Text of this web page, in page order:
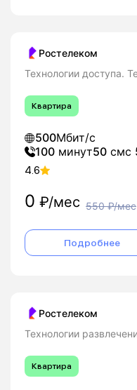
Ростелеком
Технологии доступа.
Квартира
500Мбит/с
100 минут50 смс
4.6
0 ₽/мес 550₽/мес
Подробнее
Ростелеком
Технологии
Квартира